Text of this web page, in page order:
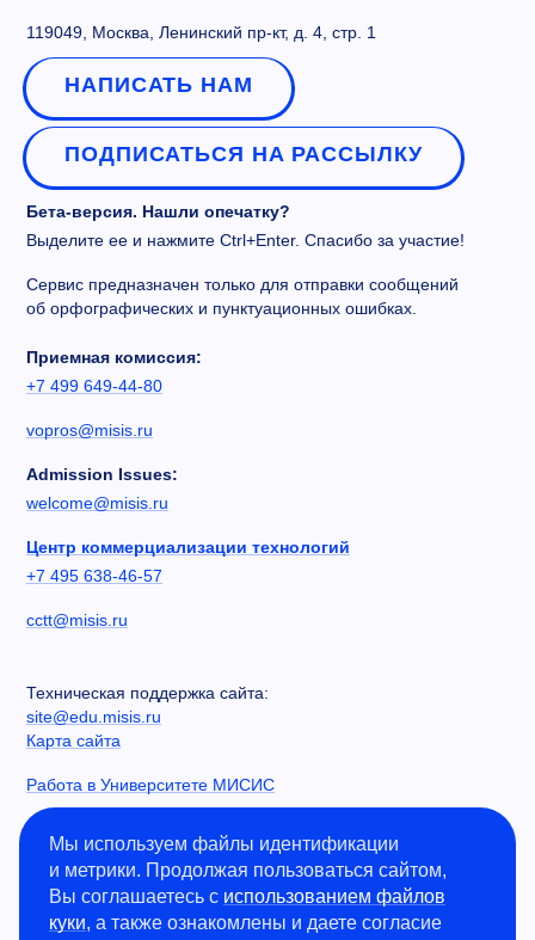
119049, Москва, Ленинский пр-кт, д. 4, стр. 1
НАПИСАТЬ НАМ
ПОДПИСАТЬСЯ НА РАССЫЛКУ
Бета-версия. Нашли опечатку?
Выделите ее и нажмите Ctrl+Enter. Спасибо за участие!
Сервис предназначен только для отправки сообщений
об орфографических и пунктуационных ошибках.
Приемная комиссия:
+7 499 649-44-80
vopros@misis.ru
Admission Issues:
welcome@misis.ru
Центр коммерциализации технологий
+7 495 638-46-57
cctt@misis.ru
Техническая поддержка сайта:
site@edu.misis.ru
Карта сайта
Работа в Университете МИСИС
Сведения об образовательной организации
Информация о закупках
Противодействие коррупции
Политика конфиденциальности
Мы используем файлы идентификации
и метрики. Продолжая пользоваться сайтом,
Вы соглашаетесь с использованием файлов
куки, а также ознакомлены и даете согласие